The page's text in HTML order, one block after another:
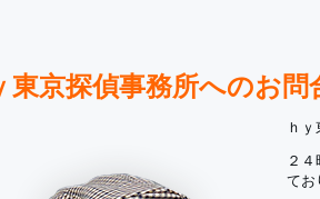
東京探偵事務所へのお問
ｈ
２
てお